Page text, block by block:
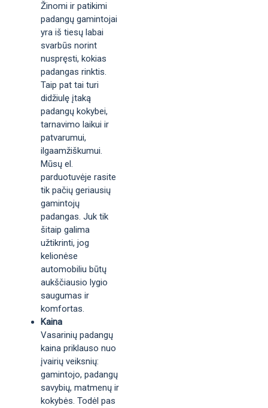
Žinomi ir patikimi
padangų gamintojai
yra iš tiesų labai
svarbūs norint
nuspręsti, kokias
padangas rinktis.
Taip pat tai turi
didžiulę įtaką
padangų kokybei,
tarnavimo laikui ir
patvarumui,
ilgaamžiškumui.
Mūsų el.
parduotuvėje rasite
tik pačių geriausių
gamintojų
padangas. Juk tik
šitaip galima
užtikrinti, jog
kelionėse
automobiliu būtų
aukščiausio lygio
saugumas ir
komfortas.
Kaina
Vasarinių padangų
kaina priklauso nuo
įvairių veiksnių:
gamintojo, padangų
savybių, matmenų ir
kokybės. Todėl pas